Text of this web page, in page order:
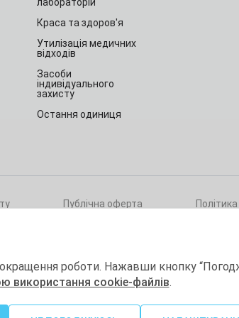
Краса та здоров'я
Утилізація медичних
відходів
Засоби
індивідуального
захисту
Остання одиниця
Публічна оферта
роботи. Нажавши кнопку
використання cookie-файлів.